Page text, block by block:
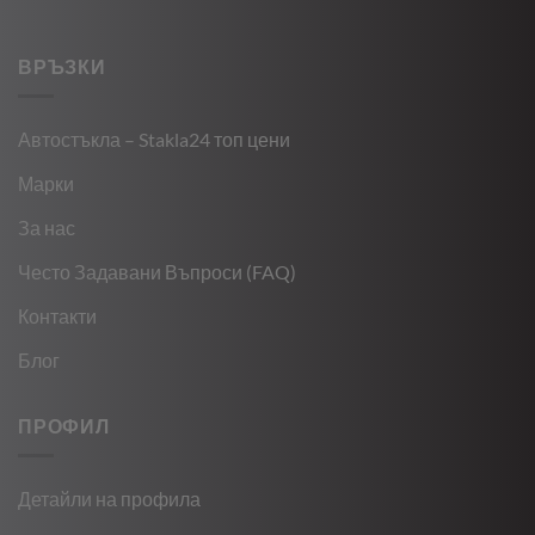
ВРЪЗКИ
Автостъкла – Stakla24 топ цени
Марки
За нас
Често Задавани Въпроси (FAQ)
Контакти
Блог
ПРОФИЛ
Детайли на профила